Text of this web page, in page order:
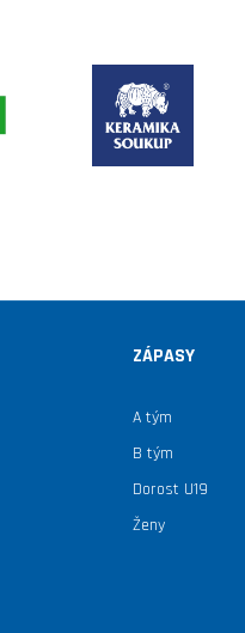
ZÁPASY
A tým
B tým
Dorost U19
Ženy